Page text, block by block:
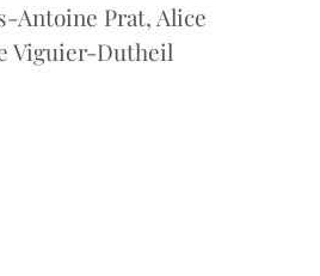
Antoine Prat, Alice
Viguier-Dutheil